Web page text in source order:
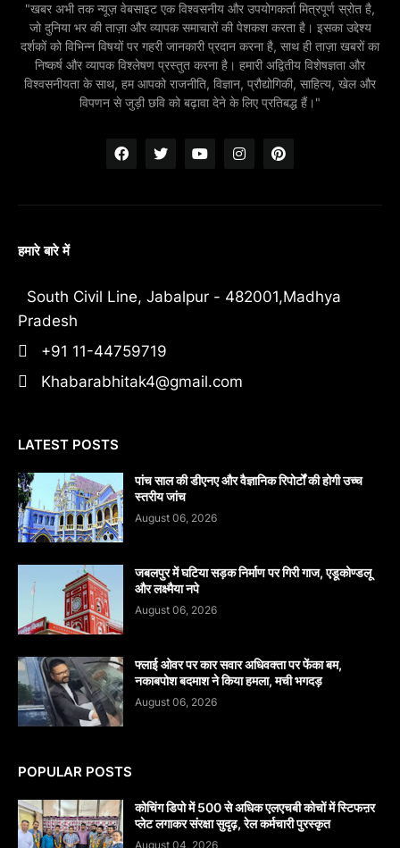
"खबर अभी तक न्यूज़ वेबसाइट एक विश्वसनीय और उपयोगकर्ता मित्रपूर्ण स्रोत है,
जो दुनिया भर की ताज़ा और व्यापक समाचारों की पेशकश करता है। इसका उद्देश्य
दर्शकों को विभिन्न विषयों पर गहरी जानकारी प्रदान करना है, साथ ही ताज़ा खबरों का
निष्कर्ष और व्यापक विश्लेषण प्रस्तुत करना है। हमारी अद्वितीय विशेषज्ञता और
विश्वसनीयता के साथ, हम आपको राजनीति, विज्ञान, प्रौद्योगिकी, साहित्य, खेल और
विपणन से जुड़ी छवि को बढ़ावा देने के लिए प्रतिबद्ध हैं।"
हमारे बारे में
South Civil Line, Jabalpur - 482001,Madhya
Pradesh
+91 11-44759719
Khabarabhitak4@gmail.com
LATEST POSTS
पांच साल की डीएनए और वैज्ञानिक रिपोर्टों की होगी उच्च
स्तरीय जांच
August 06, 2026
जबलपुर में घटिया सड़क निर्माण पर गिरी गाज, एडूकोण्डलू
और लक्ष्मैया नपे
August 06, 2026
फ्लाई ओवर पर कार सवार अधिवक्ता पर फेंका बम,
नकाबपोश बदमाश ने किया हमला, मची भगदड़
August 06, 2026
POPULAR POSTS
कोचिंग डिपो में 500 से अधिक एलएचबी कोचों में स्टिफऩर
प्लेट लगाकर संरक्षा सुदृढ़, रेल कर्मचारी पुरस्कृत
August 04, 2026